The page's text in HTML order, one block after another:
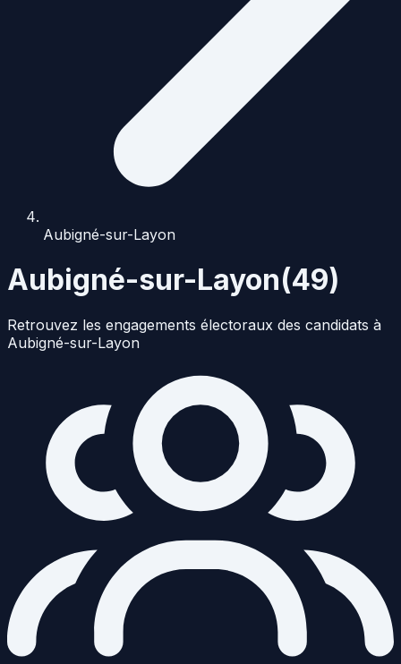
Aubigné-sur-Layon
Aubigné-sur-Layon(49)
Retrouvez les engagements électoraux des candidats à
Aubigné-sur-Layon